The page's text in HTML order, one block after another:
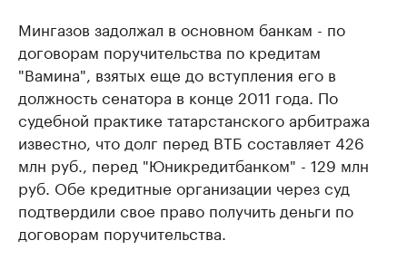
Мингазов задолжал в основном банкам - по
договорам поручительства по кредитам
"Вамина", взятых еще до вступления его в
должность сенатора в конце 2011 года. По
судебной практике татарстанского арбитража
известно, что долг перед ВТБ составляет 426
млн руб., перед "Юникредитбанком" - 129 млн
руб. Обе кредитные организации через суд
подтвердили свое право получить деньги по
договорам поручительства.